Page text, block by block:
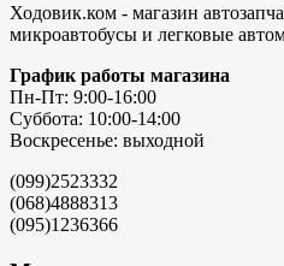
Ходовик.ком - магазин
микроавтобусы и легковые
График работы магазина
Пн-Пт: 9:00-16:00
Суббота: 10:00-14:00
Воскресенье: выходной
(099)2523332
(068)4888313
(095)1236366